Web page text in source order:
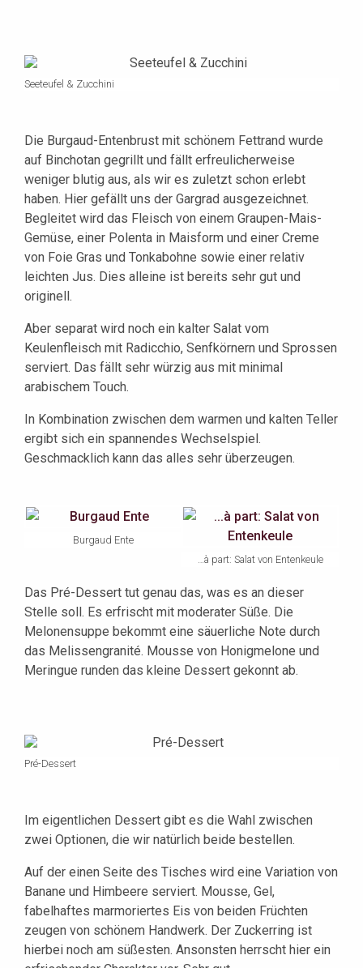
Seeteufel & Zucchini
Die Burgaud-Entenbrust mit schönem Fettrand wurde
auf Binchotan gegrillt und fällt erfreulicherweise
weniger blutig aus, als wir es zuletzt schon erlebt
haben. Hier gefällt uns der Gargrad ausgezeichnet.
Begleitet wird das Fleisch von einem Graupen-Mais-
Gemüse, einer Polenta in Maisform und einer Creme
von Foie Gras und Tonkabohne sowie einer relativ
leichten Jus. Dies alleine ist bereits sehr gut und
originell.
Aber separat wird noch ein kalter Salat vom
Keulenfleisch mit Radicchio, Senfkörnern und Sprossen
serviert. Das fällt sehr würzig aus mit minimal
arabischem Touch.
In Kombination zwischen dem warmen und kalten Teller
ergibt sich ein spannendes Wechselspiel.
Geschmacklich kann das alles sehr überzeugen.
Burgaud Ente
…à part: Salat von Entenkeule
Das Pré-Dessert tut genau das, was es an dieser
Stelle soll. Es erfrischt mit moderater Süße. Die
Melonensuppe bekommt eine säuerliche Note durch
das Melissengranité. Mousse von Honigmelone und
Meringue runden das kleine Dessert gekonnt ab.
Pré-Dessert
Im eigentlichen Dessert gibt es die Wahl zwischen
zwei Optionen, die wir natürlich beide bestellen.
Auf der einen Seite des Tisches wird eine Variation von
Banane und Himbeere serviert. Mousse, Gel,
fabelhaftes marmoriertes Eis von beiden Früchten
zeugen von schönem Handwerk. Der Zuckerring ist
hierbei noch am süßesten. Ansonsten herrscht hier ein